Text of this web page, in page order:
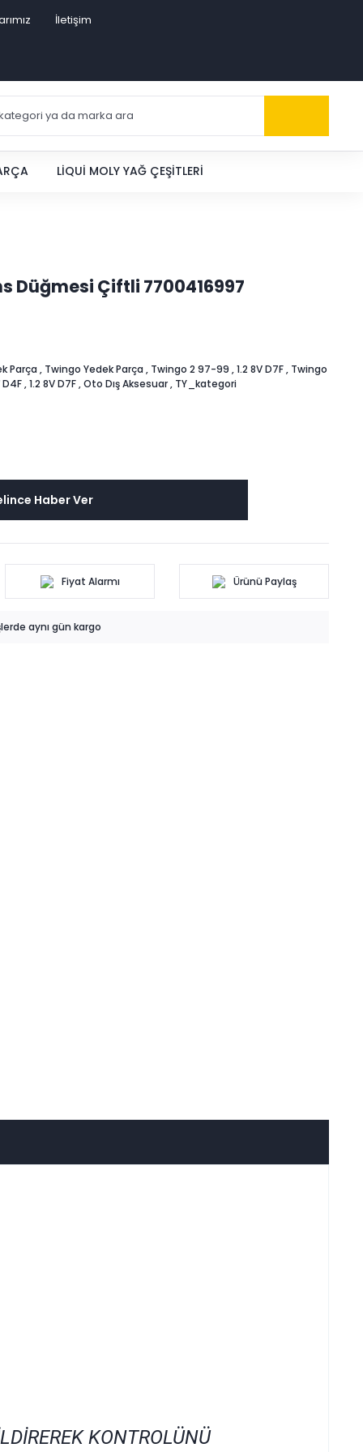
İletişim
LIQUI MOLY YAĞ ÇEŞITLERI
Düğmesi Çiftli 7700416997
Parça , Twingo Yedek Parça , Twingo 2 97-99 ,1.2 8V D7F, Twingo
D4F,1.2 8V D7F,Oto Dış Aksesuar, TY_kategori
Haber Ver
Fiyat Alarmı Ürünü Paylaş
aynı gün kargo
KONTROLÜNÜ